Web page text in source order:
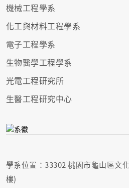
機械工程學系
化工與材料工程學系
電子工程學系
生物醫學工程學系
光電工程研究所
生醫工程研究中心
學系位置：33302 桃園市龜山區文
樓)